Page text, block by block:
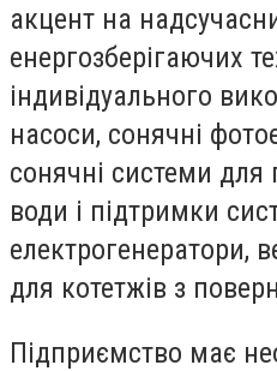
акцент на
енергозберігаючих
індивідуального
насоси, сонячні
сонячні системи для
води і підтримки
електрогенератори,
для котетжів з
Підприємство має